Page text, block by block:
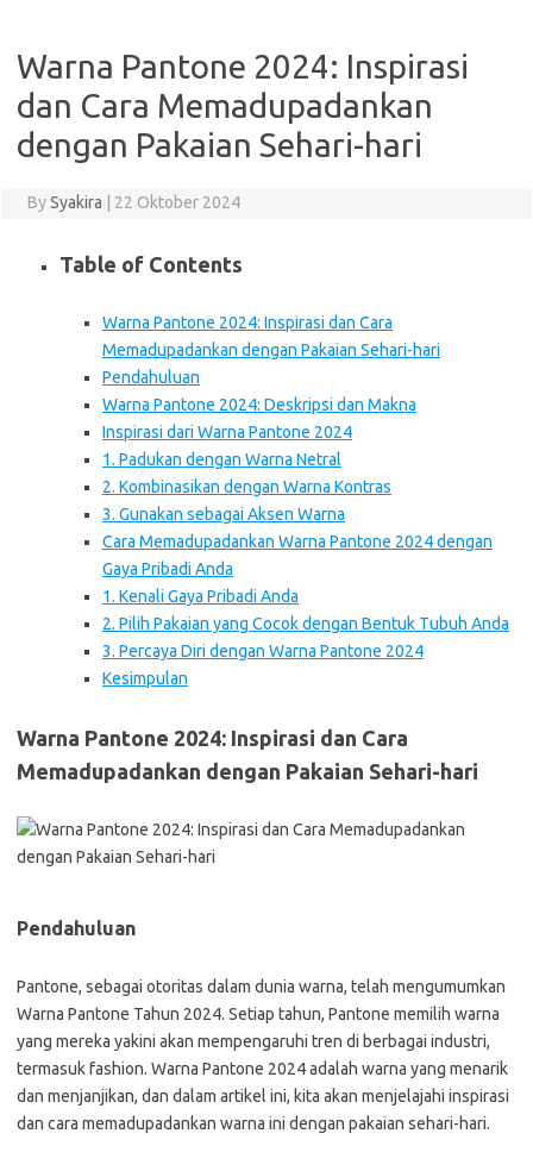
Warna Pantone 2024: Inspirasi
dan Cara Memadupadankan
dengan Pakaian Sehari-hari
BySyakira 22 Oktober 2024
Table of Contents
Warna Pantone 2024: Inspirasi dan Cara
Memadupadankan dengan Pakaian Sehari-hari
Pendahuluan
Warna Pantone 2024: Deskripsi dan Makna
Inspirasi dari Warna Pantone 2024
1. Padukan dengan Warna Netral
2. Kombinasikan dengan Warna Kontras
3. Gunakan sebagai Aksen Warna
Cara Memadupadankan Warna Pantone 2024 dengan
Gaya Pribadi Anda
1. Kenali Gaya Pribadi Anda
2. Pilih Pakaian yang Cocok dengan Bentuk Tubuh Anda
3. Percaya Diri dengan Warna Pantone 2024
Kesimpulan
Warna Pantone 2024: Inspirasi dan Cara
Memadupadankan dengan Pakaian Sehari-hari
Pendahuluan
Pantone, sebagai otoritas dalam dunia warna, telah mengumumkan
Warna Pantone Tahun 2024. Setiap tahun, Pantone memilih warna
yang mereka yakini akan mempengaruhi tren di berbagai industri,
termasuk fashion. Warna Pantone 2024 adalah warna yang menarik
dan menjanjikan, dan dalam artikel ini, kita akan menjelajahi inspirasi
dan cara memadupadankan warna ini dengan pakaian sehari-hari.